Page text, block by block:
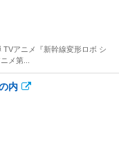
TVアニメ『新幹線変形ロボ シ
メ第...
内